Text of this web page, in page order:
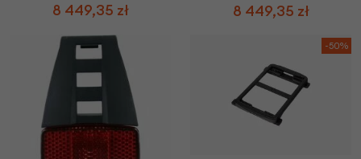
8 449,35 zł 8 449,35 zł
-50%